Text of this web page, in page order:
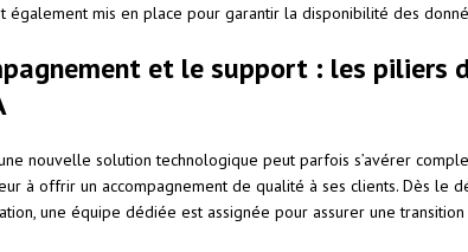
également mis en place pour garantir la disponibilité des
et le support : les piliers
nouvelle solution technologique peut parfois s’avérer
à offrir un accompagnement de qualité à ses clients. Dès le
une équipe dédiée est assignée pour assurer une transition